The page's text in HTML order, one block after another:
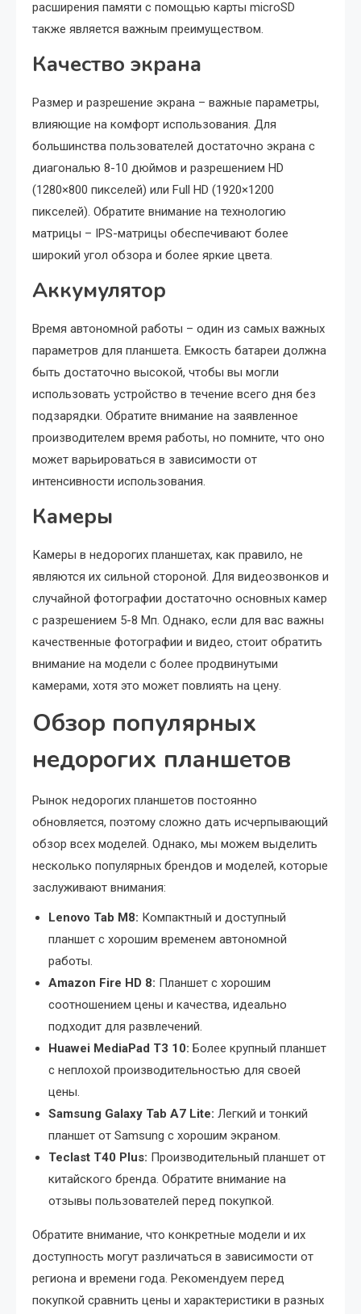
расширения памяти с помощью карты microSD
также является важным преимуществом.
Качество экрана
Размер и разрешение экрана – важные параметры,
влияющие на комфорт использования. Для
большинства пользователей достаточно экрана с
диагональю 8-10 дюймов и разрешением HD
(1280×800 пикселей) или Full HD (1920×1200
пикселей). Обратите внимание на технологию
матрицы – IPS-матрицы обеспечивают более
широкий угол обзора и более яркие цвета.
Аккумулятор
Время автономной работы – один из самых важных
параметров для планшета. Емкость батареи должна
быть достаточно высокой, чтобы вы могли
использовать устройство в течение всего дня без
подзарядки. Обратите внимание на заявленное
производителем время работы, но помните, что оно
может варьироваться в зависимости от
интенсивности использования.
Камеры
Камеры в недорогих планшетах, как правило, не
являются их сильной стороной. Для видеозвонков и
случайной фотографии достаточно основных камер
с разрешением 5-8 Мп. Однако, если для вас важны
качественные фотографии и видео, стоит обратить
внимание на модели с более продвинутыми
камерами, хотя это может повлиять на цену.
Обзор популярных
недорогих планшетов
Рынок недорогих планшетов постоянно
обновляется, поэтому сложно дать исчерпывающий
обзор всех моделей. Однако, мы можем выделить
несколько популярных брендов и моделей, которые
заслуживают внимания:
Lenovo Tab M8: Компактный и доступный
планшет с хорошим временем автономной
работы.
Amazon Fire HD 8: Планшет с хорошим
соотношением цены и качества, идеально
подходит для развлечений.
Huawei MediaPad T3 10: Более крупный планшет
с неплохой производительностью для своей
цены.
Samsung Galaxy Tab A7 Lite: Легкий и тонкий
планшет от Samsung с хорошим экраном.
Teclast T40 Plus: Производительный планшет от
китайского бренда. Обратите внимание на
отзывы пользователей перед покупкой.
Обратите внимание, что конкретные модели и их
доступность могут различаться в зависимости от
региона и времени года. Рекомендуем перед
покупкой сравнить цены и характеристики в разных